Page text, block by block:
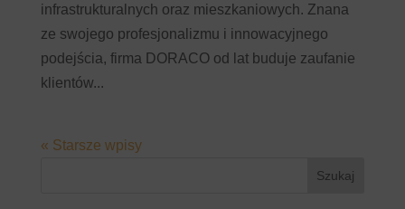
infrastrukturalnych oraz mieszkaniowych. Znana
ze swojego profesjonalizmu i innowacyjnego
podejścia, firma DORACO od lat buduje zaufanie
klientów...
« Starsze wpisy